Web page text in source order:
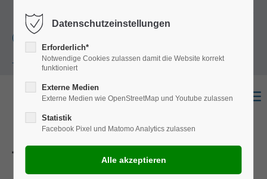
+49
(0)251 322 631
- 0
Traffic
Datenschutzeinstellungen
Erforderlich*
Notwendige Cookies zulassen damit die Website korrekt
funktioniert
Externe Medien
Externe Medien wie OpenStreetMap und Youtube zulassen
Statistik
Facebook Pixel und Matomo Analytics zulassen